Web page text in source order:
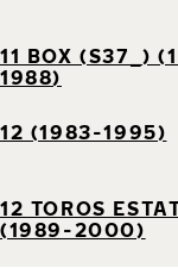
11 BOX (S37_)
1988)
12 (1983-1995)
12 TOROS
(1989-2000)